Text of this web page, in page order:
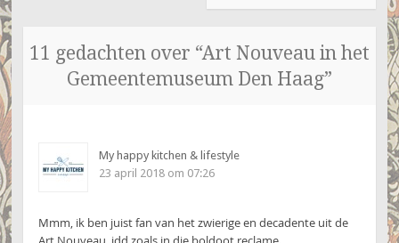
11 gedachten over “Art Nouveau in het
Gemeentemuseum Den Haag”
My happy kitchen & lifestyle
23 april 2018 om 07:26
Mmm, ik ben juist fan van het zwierige en decadente uit de